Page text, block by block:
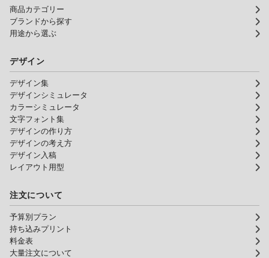
商品カテゴリー
ブランドから探す
用途から選ぶ
デザイン
デザイン集
デザインシミュレータ
カラーシミュレータ
文字フォント集
デザインの作り方
デザインの考え方
デザイン入稿
レイアウト用型
注文について
予算別プラン
持ち込みプリント
料金表
大量注文について